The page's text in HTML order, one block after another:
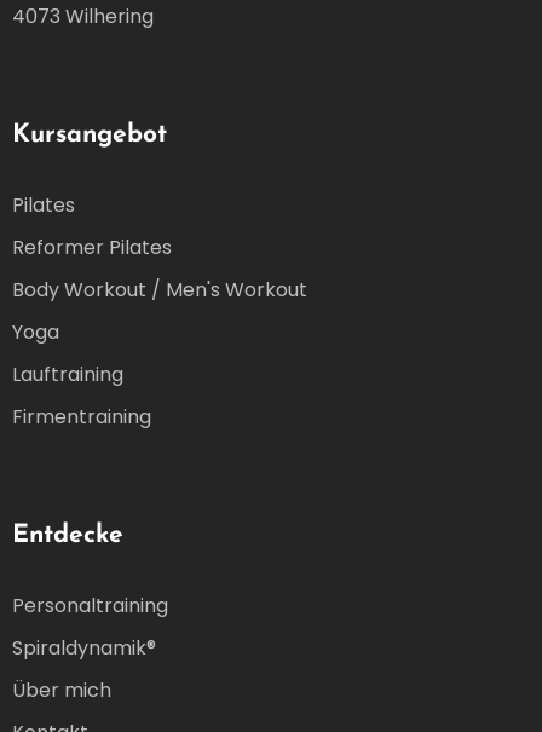
4073 Wilhering
Kursangebot
Pilates
Reformer Pilates
Body Workout / Men's Workout
Yoga
Lauftraining
Firmentraining
Entdecke
Personaltraining
Spiraldynamik®
Über mich